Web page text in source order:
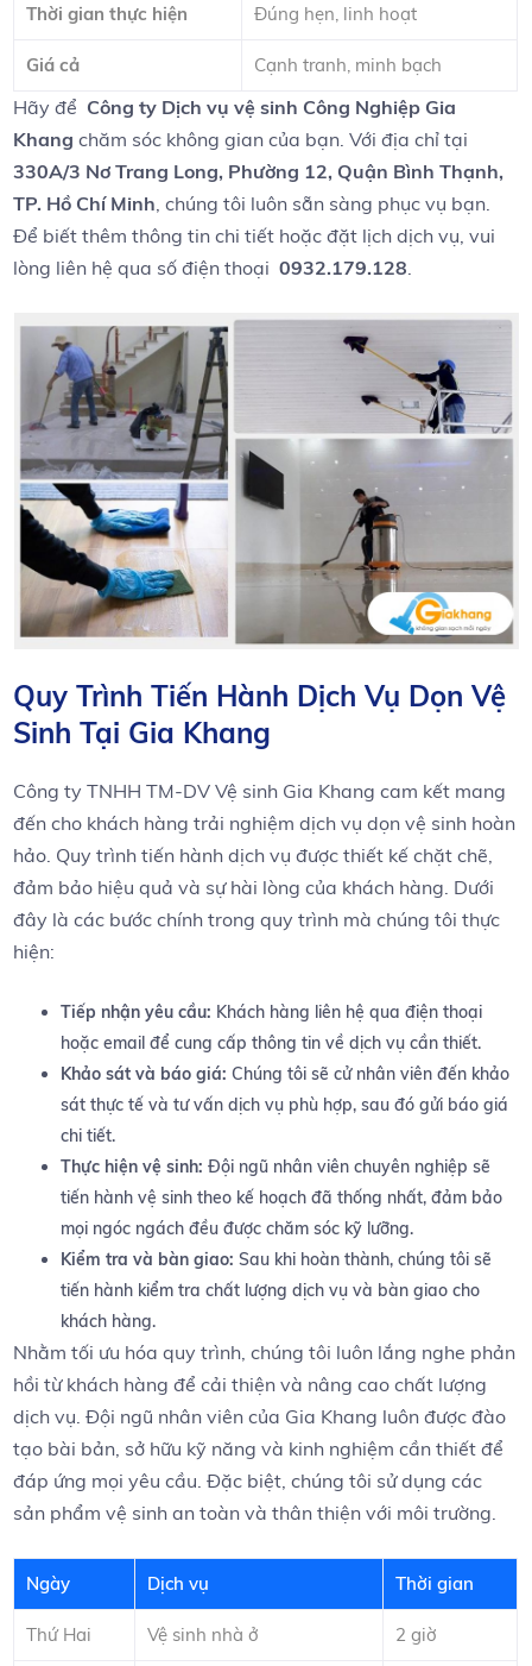
Thời gian thực hiện Đúng​ hẹn,‌ linh ⁣hoạt
Giá cả Cạnh tranh, minh ⁤bạch
Hãy để ‍ Công ty Dịch vụ vệ sinh ‍Công Nghiệp Gia ​
Khang chăm ‌sóc không gian ⁤của bạn. Với⁣ địa⁢ chỉ tại
330A/3 Nơ⁢ Trang⁢ Long,⁣ Phường 12, Quận Bình ⁢Thạnh,
TP. Hồ Chí ⁢Minh , chúng​ tôi luôn‌ sẵn sàng⁢ phục vụ ⁢bạn.‍
Để biết thêm thông tin‌ chi tiết hoặc ​đặt ⁢lịch dịch ⁢vụ, ​vui
lòng‌ liên hệ qua số điện⁢ thoại ​0932.179.128
Quy Trình Tiến Hành Dịch Vụ Dọn ‌Vệ
Sinh⁢ Tại Gia ​Khang
Công ty TNHH ‍TM-DV Vệ⁣ sinh Gia ⁣Khang cam⁢ kết mang⁢
đến cho khách hàng‍ trải nghiệm dịch vụ dọn ⁢vệ sinh hoàn
⁢hảo. Quy trình tiến hành dịch‍ vụ ⁤được⁢ thiết‍ kế chặt chẽ,
đảm bảo hiệu quả và sự hài lòng của ⁤khách hàng. Dưới
đây là các bước chính‌ trong quy trình mà⁤ chúng tôi ​thực⁤
hiện:
Tiếp nhận yêu cầu: ⁣Khách⁤ hàng liên hệ⁤ qua điện thoại
⁤hoặc email để ​cung cấp thông tin về dịch vụ cần thiết.
Khảo sát và báo giá: Chúng‍ tôi sẽ ‌cử nhân viên đến khảo
sát thực ⁣tế và‍ tư‍ vấn​ dịch vụ phù hợp, sau đó gửi báo ​giá
chi tiết.
Thực‍ hiện vệ sinh: Đội⁢ ngũ ​nhân ‌viên chuyên⁤ nghiệp‍ sẽ
tiến hành ⁤vệ sinh‍ theo kế hoạch đã thống ‌nhất, ‍đảm bảo
mọi ngóc ngách‌ đều được chăm sóc‌ kỹ ​lưỡng.
Kiểm ⁤tra và bàn giao: Sau khi hoàn thành, ⁢chúng tôi sẽ‍
tiến hành kiểm tra chất lượng ⁤dịch vụ và ​bàn⁣ giao cho
khách hàng.
Nhằm‍ tối ưu ‌hóa quy trình, chúng‌ tôi luôn lắng nghe phản⁣
hồi từ ⁤khách hàng để cải thiện và‌ nâng cao chất lượng
dịch vụ. Đội ​ngũ nhân⁤ viên của Gia⁤ Khang luôn được đào
⁣tạo bài bản, ‌sở hữu kỹ ⁤năng và⁢ kinh nghiệm‍ cần thiết để⁢
đáp ứng mọi yêu cầu.⁤ Đặc ‍biệt, ‌chúng‌ tôi sử dụng các
sản‌ phẩm ‍vệ sinh an toàn và thân thiện⁢ với môi ⁤trường.
Ngày Dịch vụ Thời ⁢gian
Thứ Hai Vệ sinh nhà ở 2 giờ